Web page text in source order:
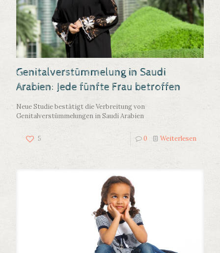
Genitalverstümmelung in Saudi
Arabien: Jede fünfte Frau betroffen
Neue Studie bestätigt die Verbreitung von
Genitalverstümmelungen in Saudi Arabien
5 0 Weiterlesen